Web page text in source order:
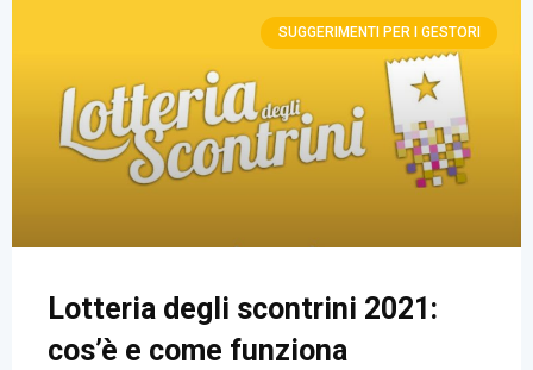
SUGGERIMENTI PER I GESTORI
Lotteria degli scontrini 2021:
cos’è e come funziona